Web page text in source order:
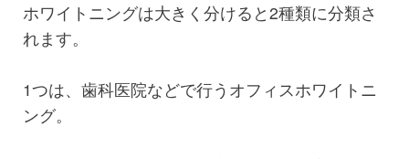
ホワイトニングは大きく分けると2種類に分類さ
れます。
1つは、歯科医院などで行うオフィスホワイトニ
ング。